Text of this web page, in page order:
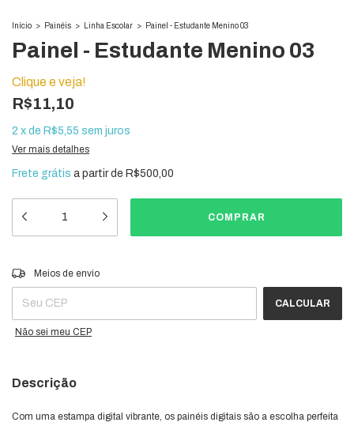
Início > Painéis > Linha Escolar > Painel - Estudante Menino 03
Painel - Estudante Menino 03
Clique e veja!
R$11,10
2 x de R$5,55 sem juros
Ver mais detalhes
Frete grátis a partir de R$500,00
Entregas para o CEP:
Meios de envio
CALCULAR
Não sei meu CEP
Descrição
Com uma estampa digital vibrante, os painéis digitais são a escolha perfeita